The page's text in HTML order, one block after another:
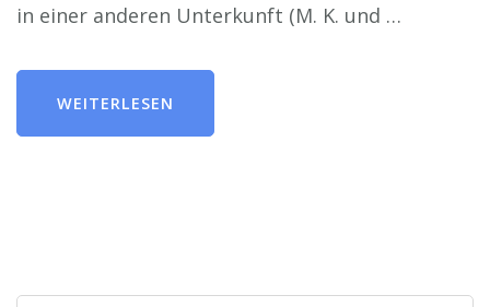
in einer anderen Unterkunft (M. K. und …
WEITERLESEN